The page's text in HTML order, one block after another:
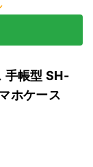
手帳型 SH-
ホケース